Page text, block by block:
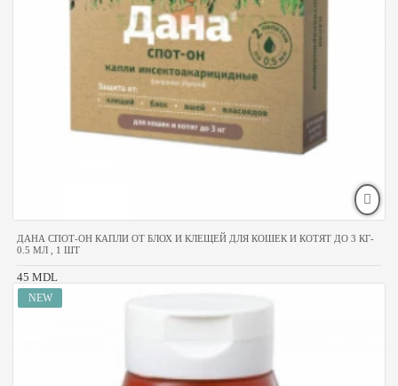
ДАНА СПОТ-ОН КАПЛИ ОТ БЛОХ И КЛЕЩЕЙ ДЛЯ КОШЕК И КОТЯТ ДО 3 КГ-
0.5 МЛ , 1 ШТ
45 MDL